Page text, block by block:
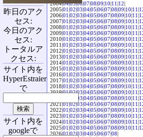
2004|04|05|06|07|08|09|10|11|12|
2005|01|02|03|04|05|06|07|08|09|10|11|
2006|01|02|03|04|05|06|07|08|09|10|11|
2007|01|02|03|04|05|06|07|08|09|10|11|
2008|01|02|03|04|05|06|07|08|09|10|11|
2009|01|02|03|04|05|06|07|08|09|10|11|
2010|01|02|03|04|05|06|07|08|09|10|11|
2011|01|02|03|04|05|06|07|08|09|10|11|
2012|01|02|03|04|05|06|07|08|09|10|11|
2013|01|02|03|04|05|06|07|08|09|10|11|
2014|01|02|03|04|05|06|07|08|09|10|11|
2015|01|02|03|04|05|06|07|08|09|10|11|
2016|01|02|03|04|05|06|07|08|09|10|11|
2017|01|02|03|04|05|06|07|08|09|10|11|
2018|01|02|03|04|05|06|07|08|09|10|11|
2019|01|02|03|04|05|06|07|08|09|10|11|
03|04|05|06|07|08|09|10|11|
2021|01|02|03|04|05|06|07|08|09|10|11|
2022|01|02|03|04|05|06|07|08|09|10|11|
2023|01|02|03|04|05|06|07|08|09|10|11|
2024|01|02|03|04|05|06|07|08|09|10|11|
2025|01|02|03|04|05|06|07|08|09|10|11|
2026|01|02|03|04|05|06|07|08|
昨日のアク
セス:
今日のアク
セス:
トータルア
クセス:
サイト内を
HyperEstraier
で
サイト内を
googleで